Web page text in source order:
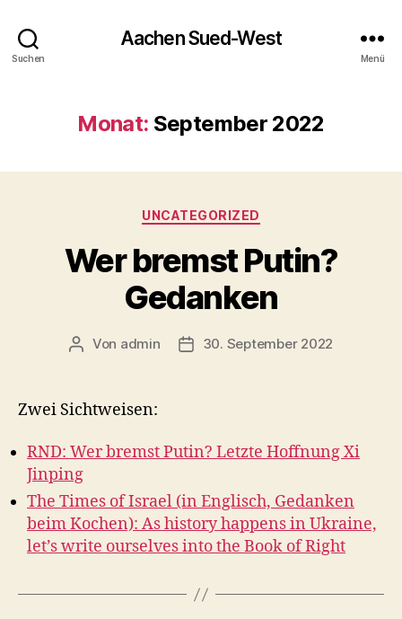
Suchen
Aachen Sued-West
Menü
Monat: September 2022
Kategorien
UNCATEGORIZED
Wer bremst Putin?
Gedanken
Beitragsautor
Von admin Veröffentlichungsdatum
30. September 2022
Zwei Sichtweisen:
RND: Wer bremst Putin? Letzte Hoffnung Xi
Jinping
The Times of Israel (in Englisch, Gedanken
beim Kochen): As history happens in Ukraine,
let’s write ourselves into the Book of Right